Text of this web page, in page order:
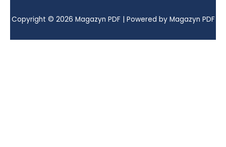
Copyright © 2026 Magazyn PDF | Powered by Magazyn PDF